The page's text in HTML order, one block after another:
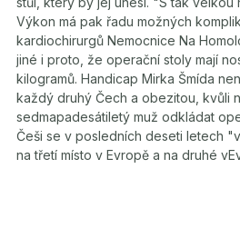
Výkon má pak řadu možných
kardiochirurgů Nemocnice Na
jiné i proto, že operační stoly mají
kilogramů. Handicap Mirka Šmída
každý druhý Čech a obezitou, kvůli
sedmapadesátiletý muž odkládat
Češi se v posledních deseti letech
na třetí místo v Evropě a na druhé